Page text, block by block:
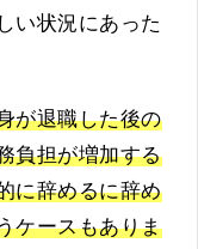
い状況にあった
が退職した後の
負担が増加する
に辞めるに辞め
ケースもありま